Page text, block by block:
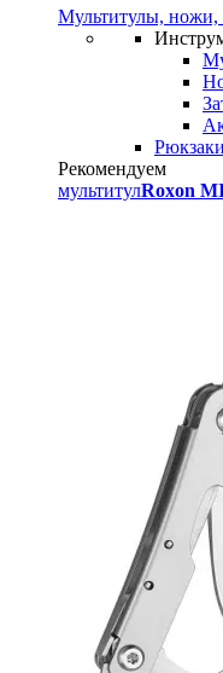
Мультитулы, ножи,
Рекомендуем
мультитулRoxon